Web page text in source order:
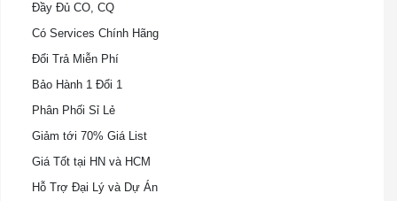
Đầy Đủ CO, CQ
Có Services Chính Hãng
Đổi Trả Miễn Phí
Bảo Hành 1 Đổi 1
Phân Phối Sỉ Lẻ
Giảm tới 70% Giá List
Giá Tốt tại HN và HCM
Hỗ Trợ Đại Lý và Dự Án